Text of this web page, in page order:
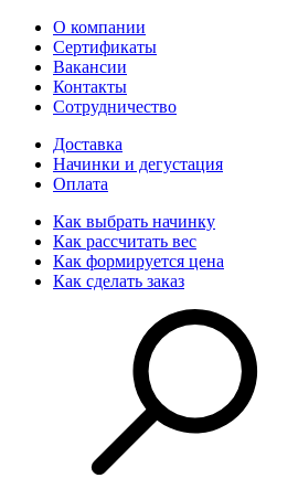
О компании
Сертификаты
Вакансии
Контакты
Сотрудничество
Доставка
Начинки и дегустация
Оплата
Как выбрать начинку
Как рассчитать вес
Как формируется цена
Как сделать заказ